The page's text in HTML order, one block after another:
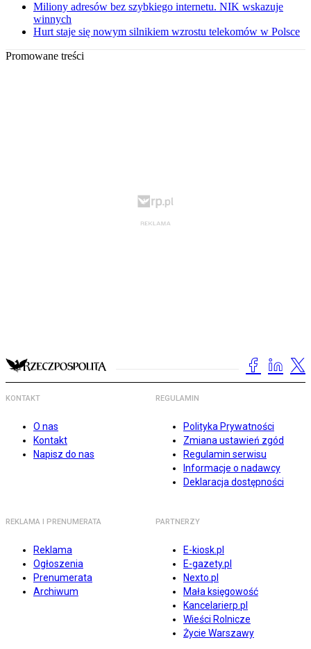
Miliony adresów bez szybkiego internetu. NIK wskazuje
winnych
Hurt staje się nowym silnikiem wzrostu telekomów w Polsce
Promowane treści
KONTAKT
O nas
Kontakt
Napisz do nas
REGULAMIN
Polityka Prywatności
Zmiana ustawień zgód
Regulamin serwisu
Informacje o nadawcy
Deklaracja dostępności
REKLAMA I PRENUMERATA
Reklama
Ogłoszenia
Prenumerata
Archiwum
PARTNERZY
E-kiosk.pl
E-gazety.pl
Nexto.pl
Mała księgowość
Kancelarierp.pl
Wieści Rolnicze
Życie Warszawy